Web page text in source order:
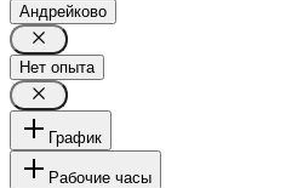
Андрейково
Нет опыта
График
Рабочие часы